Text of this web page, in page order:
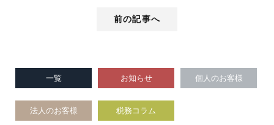
前の記事へ
一覧 お知らせ 個人のお客様
法人のお客様 税務コラム